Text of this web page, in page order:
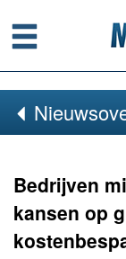
Menu
Bedrijven
kansen op